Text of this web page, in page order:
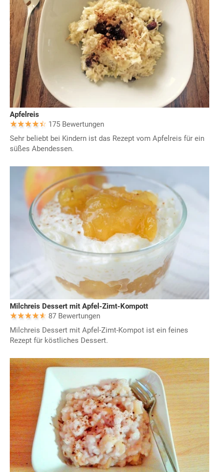
Apfelreis
175 Bewertungen
Sehr beliebt bei Kindern ist das Rezept vom Apfelreis für ein
süßes Abendessen.
Milchreis Dessert mit Apfel-Zimt-Kompott
87 Bewertungen
Milchreis Dessert mit Apfel-Zimt-Kompot ist ein feines
Rezept für köstliches Dessert.